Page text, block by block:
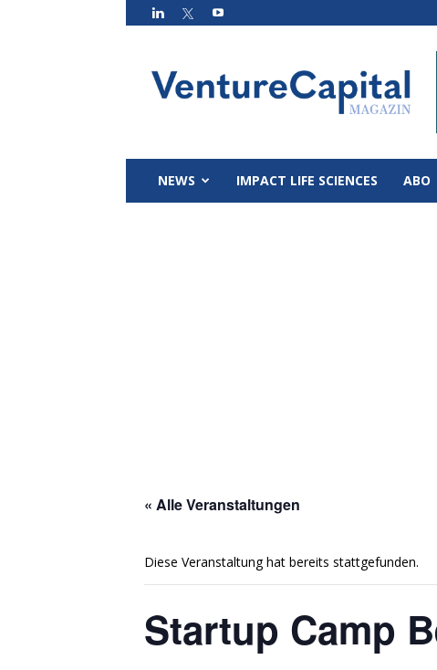
Magazin
NEWS IMPACT LIFE SCIENCES ABO
« Alle Veranstaltungen
Diese Veranstaltung hat bereits stattgefunden.
Startup Camp